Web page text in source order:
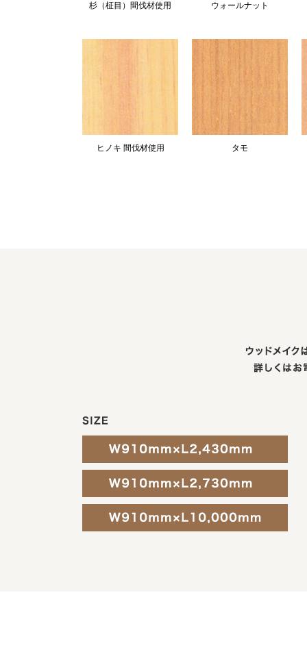
杉（柾目）間伐材使用 ウォールナット
ヒノキ 間伐材使用 タモ